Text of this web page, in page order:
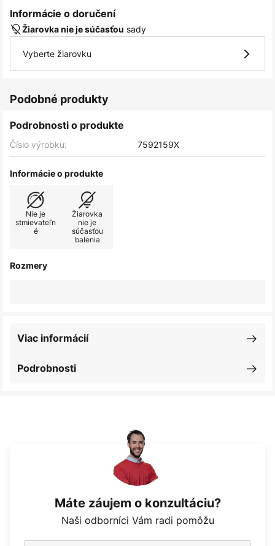
Informácie o doručení
Žiarovka nie je súčasťou sady
Vyberte žiarovku
Podobné produkty
Podrobnosti o produkte
Číslo výrobku: 7592159X
Informácie o produkte
Nie je
stmievateľn
é
Žiarovka
nie je
súčasťou
balenia
Rozmery
Podrobnosti
Viac informácií
Máte záujem o konzultáciu?
Naši odborníci Vám radi pomôžu